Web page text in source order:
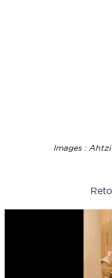
Images :